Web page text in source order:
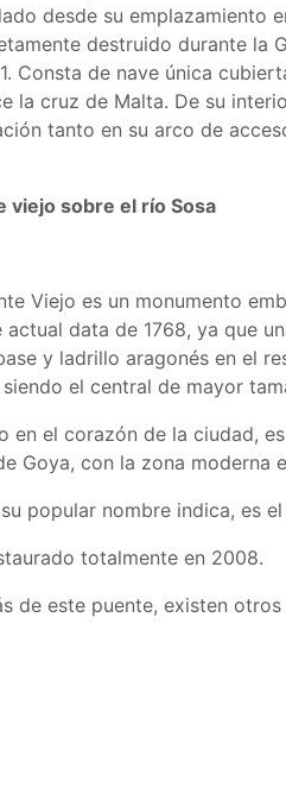
desde su emplazamiento
destruido durante la
Consta de nave única
la cruz de Malta. De su
tanto en su arco de
viejo sobre el río Sosa
Viejo es un monumento
actual data de 1768, ya que
y ladrillo aragonés en el
el central de mayor
en el corazón de la ciudad,
Goya, con la zona moderna
popular nombre indica, es
totalmente en 2008.
de este puente, existen